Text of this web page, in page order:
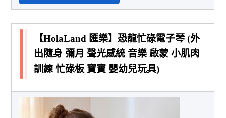
【HolaLand 匯樂】恐龍忙碌電子琴 (外
出隨身 彌月 聲光感統 音樂 啟蒙 小肌肉
訓練 忙碌板 寶寶 嬰幼兒玩具)